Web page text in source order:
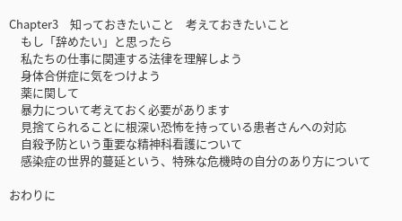
Chapter3 知っておきたいこと 考えておきたいこと
もし「辞めたい」と思ったら
私たちの仕事に関連する法律を理解しよう
身体合併症に気をつけよう
薬に関して
暴力について考えておく必要があります
見捨てられることに根深い恐怖を持っている患者さんへの対応
自殺予防という重要な精神科看護について
感染症の世界的蔓延という、特殊な危機時の自分のあり方について
おわりに